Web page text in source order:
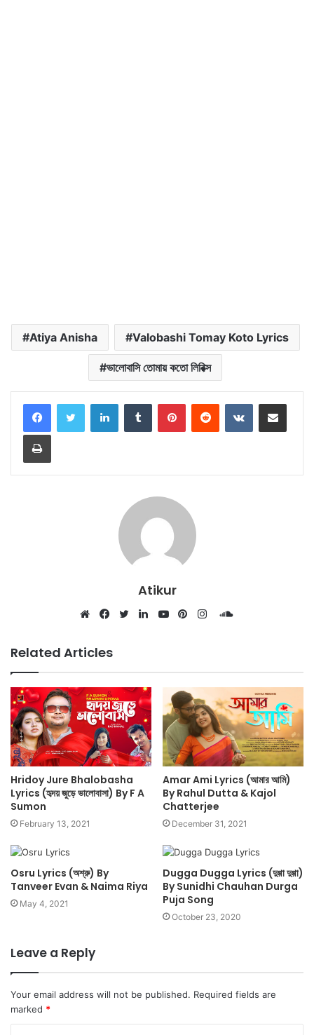
Atiya Anisha Valobashi Tomay Koto Lyrics
ভালোবাসি তোমায় কতো লিরিক্স
LinkedInTumblr PinterestReddit VKontakteShare via Email
Print
Atikur
SoundCloud
Related Articles
Hridoy Jure Bhalobasha
Lyrics (হৃদয় জুড়ে ভালোবাসা) By F A
Sumon
February 13, 2021
Amar Ami Lyrics (আমার আমি)
By Rahul Dutta & Kajol
Chatterjee
December 31, 2021
Osru Lyrics (অশ্রু) By
Tanveer Evan & Naima Riya
May 4, 2021
Dugga Dugga Lyrics (দুগ্গা দুগ্গা)
By Sunidhi Chauhan Durga
Puja Song
October 23, 2020
Leave a Reply
Your email address will not be published. Required fields are
marked *